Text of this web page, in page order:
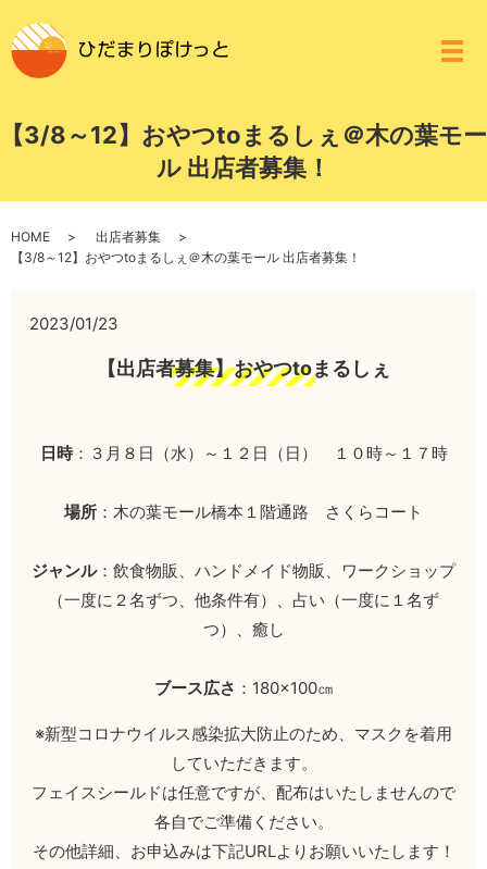
メ
【3/8～12】おやつtoまるしぇ＠木の葉モー
ル 出店者募集！
HOME
出店者募集
【3/8～12】おやつtoまるしぇ＠木の葉モール 出店者募集！
2023/01/23
【出店者募集】おやつtoまるしぇ
日時：３月８日（水）～１２日（日） １０時～１７時
場所 ：木の葉モール橋本１階通路 さくらコート
ジャンル：飲食物販、ハンドメイド物販、ワークショップ
（一度に２名ずつ、他条件有）、占い（一度に１名ず
つ）、癒し
ブース広さ ：180×100㎝
※新型コロナウイルス感染拡大防止のため、マスクを着用
していただきます。
フェイスシールドは任意ですが、配布はいたしませんので
各自でご準備ください。
その他詳細、お申込みは下記URLよりお願いいたします！